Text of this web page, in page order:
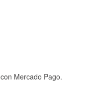
con Mercado Pago.